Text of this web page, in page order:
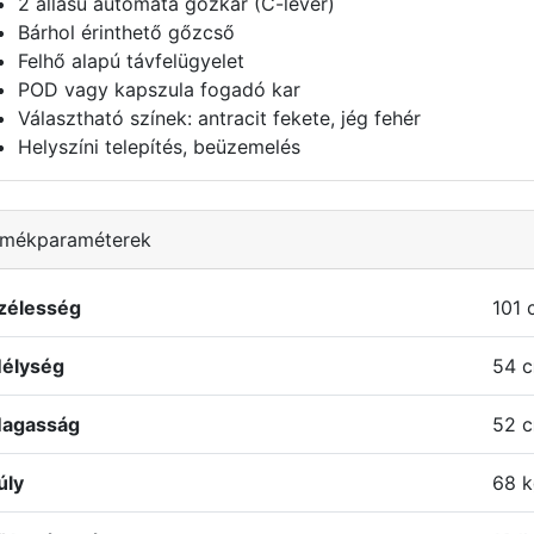
Bárhol érinthető gőzcső
Felhő alapú távfelügyelet
POD vagy kapszula fogadó kar
Választható színek: antracit fekete, jég fehér
Helyszíni telepítés, beüzemelés
101
54
52
68